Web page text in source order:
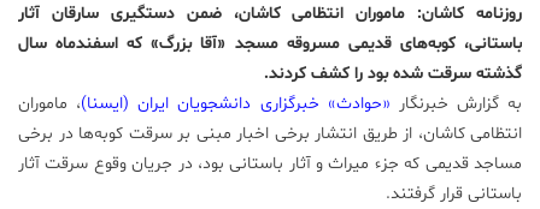
مجله
فرهنگی
و
هنری
روزنامه کاشان: ماموران انتظامی کاشان، ضمن دستگیری سارقان آثار
باستانی، کوبه‌های قدیمی مسروقه مسجد «آقا بزرگ» که اسفندماه سال
گذشته سرقت شده بود را کشف کردند.
به گزارش خبرنگار «حوادث» خبرگزاری دانشجویان ایران‌ (ایسنا)، ماموران
انتظامی کاشان، از طریق انتشار برخی اخبار مبنی بر سرقت کوبه‌ها در برخی
مساجد قدیمی که جزء میراث و آثار باستانی بود، در جریان وقوع سرقت آثار
باستانی قرار گرفتند.